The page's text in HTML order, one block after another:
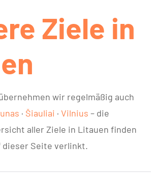
Ziele in
wir regelmäßig auch
· Šiauliai · Vilnius – die
aller Ziele in Litauen finden
dieser Seite verlinkt.